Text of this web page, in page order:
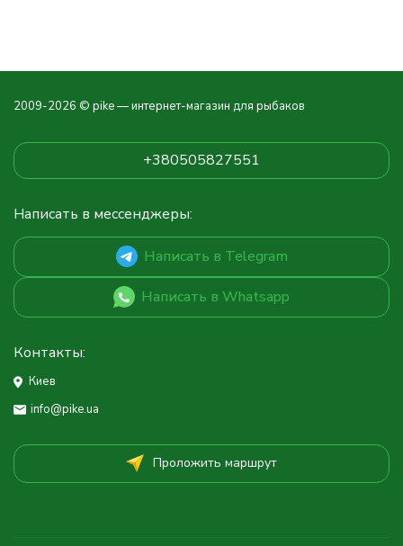
2009-2026 © pike — интернет-магазин для рыбаков
+380505827551
Написать в мессенджеры:
Написать в Telegram
Написать в Whatsapp
Контакты:
Киев
info@pike.ua
Проложить маршрут